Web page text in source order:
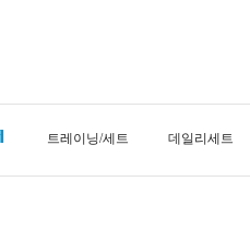
트레이닝/세트 데일리세트